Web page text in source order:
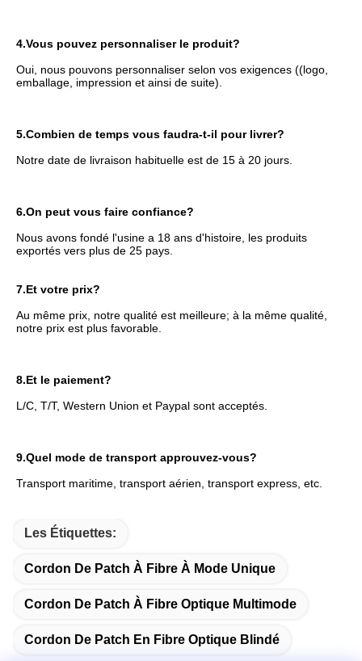
4.Vous pouvez personnaliser le produit?
Oui, nous pouvons personnaliser selon vos exigences ((logo,
emballage, impression et ainsi de suite).
5.Combien de temps vous faudra-t-il pour livrer?
Notre date de livraison habituelle est de 15 à 20 jours.
6.On peut vous faire confiance?
Nous avons fondé l'usine a 18 ans d'histoire, les produits
exportés vers plus de 25 pays.
7.Et votre prix?
Au même prix, notre qualité est meilleure; à la même qualité,
notre prix est plus favorable.
8.Et le paiement?
L/C, T/T, Western Union et Paypal sont acceptés.
9.Quel mode de transport approuvez-vous?
Transport maritime, transport aérien, transport express, etc.
Les Étiquettes:
Cordon De Patch À Fibre À Mode Unique
Cordon De Patch À Fibre Optique Multimode
Cordon De Patch En Fibre Optique Blindé